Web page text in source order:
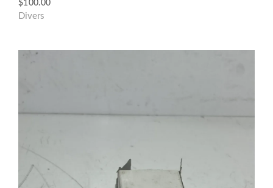
$100.00
Divers